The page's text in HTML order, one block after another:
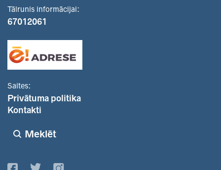
Tālrunis informācijai:
67012061
Saites:
Privātuma politika
Kontakti
Meklēt